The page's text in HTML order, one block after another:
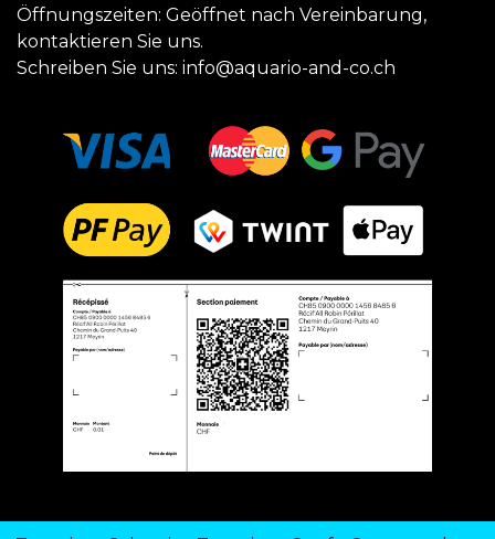
Öffnungszeiten: Geöffnet nach Vereinbarung,
kontaktieren Sie uns.
Schreiben Sie uns: info@aquario-and-co.ch